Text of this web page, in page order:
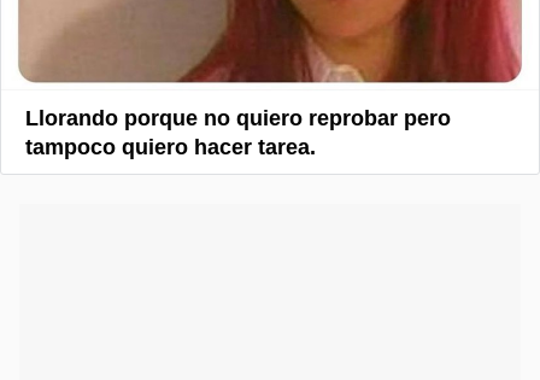
Llorando porque no quiero reprobar pero
tampoco quiero hacer tarea.